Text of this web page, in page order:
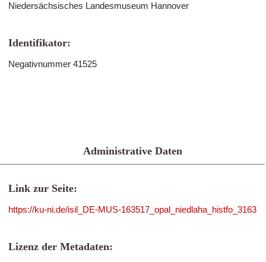
Niedersächsisches Landesmuseum Hannover
Identifikator:
Negativnummer 41525
Administrative Daten
Link zur Seite:
https://ku-ni.de/isil_DE-MUS-163517_opal_niedlaha_histfo_3163
Lizenz der Metadaten: